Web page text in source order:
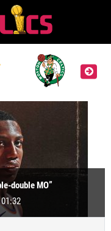
double ΜΟ”